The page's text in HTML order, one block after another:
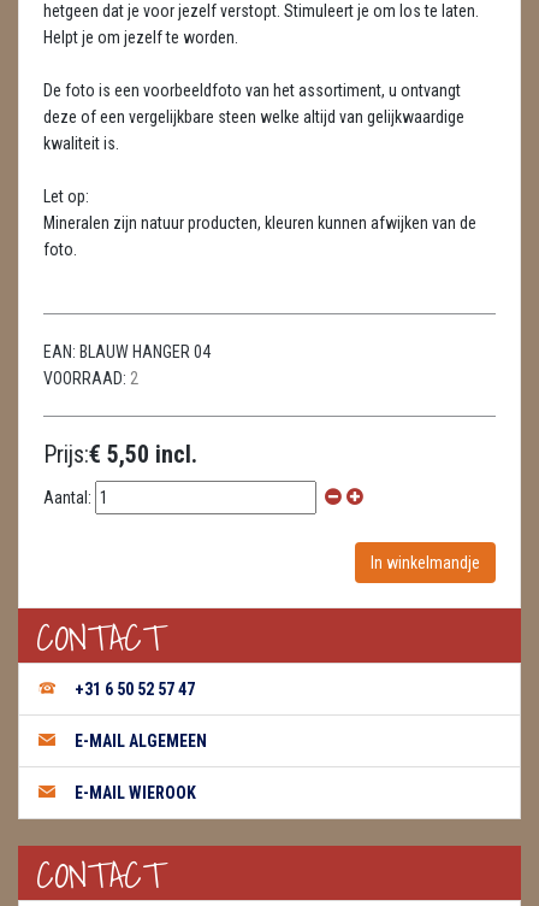
LAMPEN
MASSAGE
METEORIETEN
RUWE STENEN
TELEFOON KOORDEN
THEELICHTEN
ZAKJES WATER ELIXERS
hetgeen dat je voor jezelf verstopt. Stimuleert je om los te laten.
Helpt je om jezelf te worden.
De foto is een voorbeeldfoto van het assortiment, u ontvangt
deze of een vergelijkbare steen welke altijd van gelijkwaardige
kwaliteit is.
Let op:
Mineralen zijn natuur producten, kleuren kunnen afwijken van de
foto.
EAN: BLAUW HANGER 04
VOORRAAD: 2
Prijs:€ 5,50 incl.
Aantal:
CONTACT
+31 6 50 52 57 47
E-MAIL ALGEMEEN
E-MAIL WIEROOK
CONTACT